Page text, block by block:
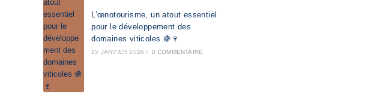
L’œnotourisme, un atout essentiel
pour le développement des
domaines viticoles 🍇🍷
15 JANVIER 2026 / 0 COMMENTAIRE